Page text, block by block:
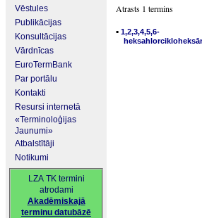
Vēstules
Publikācijas
Konsultācijas
Vārdnīcas
EuroTermBank
Par portālu
Kontakti
Resursi internetā
«Terminoloģijas
Jaunumi»
Atbalstītāji
Notikumi
LZA TK termini
atrodami
Akadēmiskajā
terminu datubāzē
Atrasts 1 termins
▪ 1,2,3,4,5,6-